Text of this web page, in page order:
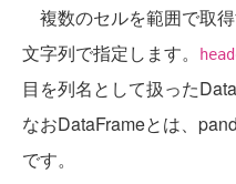
複数のセルを範囲で取
文字列で指定します。
目を列名として扱った
なおDataFrameとは、
です。